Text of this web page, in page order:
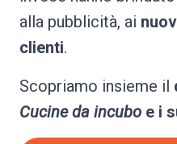
alla pubblicità, ai
clienti.
Scopriamo insieme il
Cucine da incubo e i